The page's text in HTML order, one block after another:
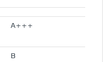
A+++
B